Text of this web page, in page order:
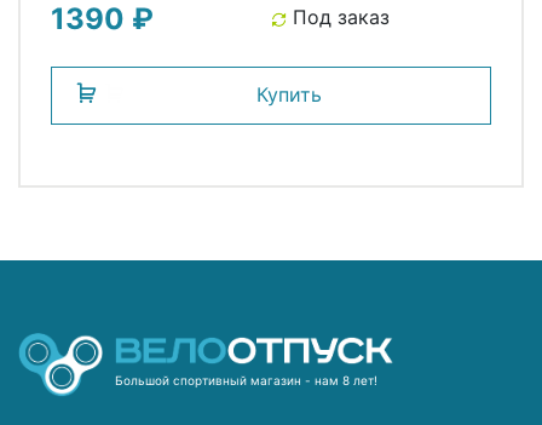
1390 ₽ Под заказ
Купить
Большой спортивный магазин - нам 8 лет!